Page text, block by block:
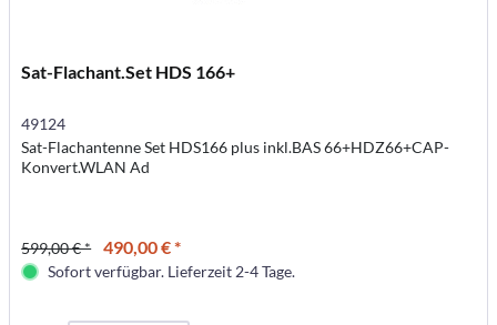
Sat-Flachant.Set HDS 166+
49124
Sat-Flachantenne Set HDS166 plus inkl.BAS 66+HDZ66+CAP-
Konvert.WLAN Ad
599,00 € * 490,00 € *
Sofort verfügbar. Lieferzeit 2-4 Tage.